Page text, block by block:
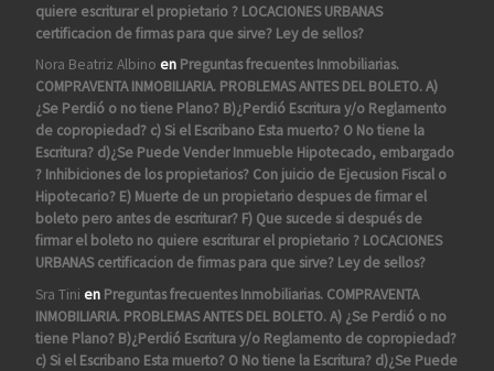
quiere escriturar el propietario ? LOCACIONES URBANAS
certificacion de firmas para que sirve? Ley de sellos?
Nora Beatriz Albino en Preguntas frecuentes Inmobiliarias.
COMPRAVENTA INMOBILIARIA. PROBLEMAS ANTES DEL BOLETO. A)
¿Se Perdió o no tiene Plano? B)¿Perdió Escritura y/o Reglamento
de copropiedad? c) Si el Escribano Esta muerto? O No tiene la
Escritura? d)¿Se Puede Vender Inmueble Hipotecado, embargado
? Inhibiciones de los propietarios? Con juicio de Ejecusion Fiscal o
Hipotecario? E) Muerte de un propietario despues de firmar el
boleto pero antes de escriturar? F) Que sucede si después de
firmar el boleto no quiere escriturar el propietario ? LOCACIONES
URBANAS certificacion de firmas para que sirve? Ley de sellos?
Sra Tini en Preguntas frecuentes Inmobiliarias. COMPRAVENTA
INMOBILIARIA. PROBLEMAS ANTES DEL BOLETO. A) ¿Se Perdió o no
tiene Plano? B)¿Perdió Escritura y/o Reglamento de copropiedad?
c) Si el Escribano Esta muerto? O No tiene la Escritura? d)¿Se Puede